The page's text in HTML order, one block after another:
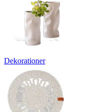
Dekorationer